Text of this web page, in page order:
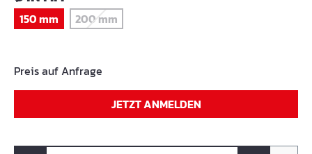
150 mm 200 mm(Diese Option ist zurzeit nicht verfügbar.)
Preis auf Anfrage
JETZT ANMELDEN